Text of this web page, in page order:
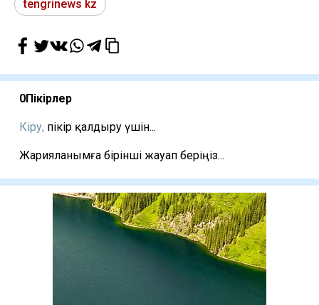
tengrinews kz
0Пікірлер
Кіру, пікір қалдыру үшін...
Жарияланымға бірінші жауап беріңіз...